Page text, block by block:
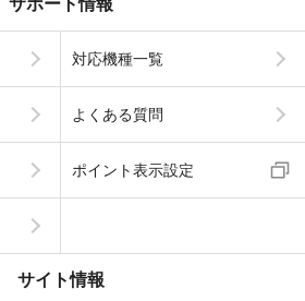
サポート情報
対応機種一覧
よくある質問
ポイント表示設定
サイト情報